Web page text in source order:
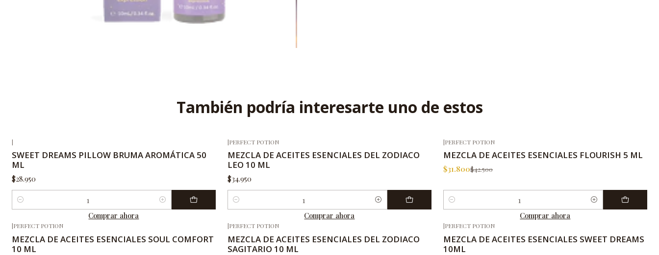
También podría interesarte uno de estos
|
SWEET DREAMS PILLOW BRUMA AROMÁTICA 50
ML
$28.950
Cantidad
Comprar ahora
|PERFECT POTION
MEZCLA DE ACEITES ESENCIALES DEL ZODIACO
LEO 10 ML
$34.950
Cantidad
Comprar ahora
|PERFECT POTION
MEZCLA DE ACEITES ESENCIALES FLOURISH 5 ML
$31.800$42.500
Cantidad
Comprar ahora
|PERFECT POTION
MEZCLA DE ACEITES ESENCIALES SOUL COMFORT
10 ML
|PERFECT POTION
MEZCLA DE ACEITES ESENCIALES DEL ZODIACO
SAGITARIO 10 ML
|PERFECT POTION
MEZCLA DE ACEITES ESENCIALES SWEET DREAMS
10ML